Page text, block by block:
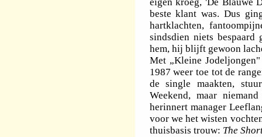
eigen kroeg, 'De Blauwe
beste klant was. Dus
hartklachten,
sindsdien niets
hem, hij blijft gewoon
Met „Kleine
1987 weer toe tot de
de single maakten,
Weekend, maar
herinnert manager
voor we het wisten
thuisbasis trouw: The